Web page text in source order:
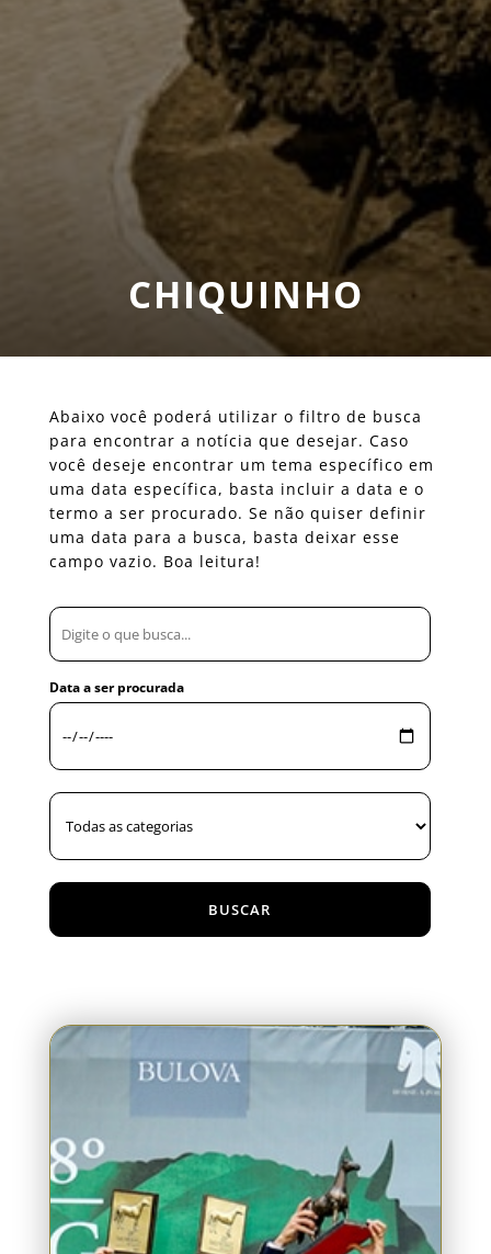
CHIQUINHO
Abaixo você poderá utilizar o filtro de busca
para encontrar a notícia que desejar. Caso
você deseje encontrar um tema específico em
uma data específica, basta incluir a data e o
termo a ser procurado. Se não quiser definir
uma data para a busca, basta deixar esse
campo vazio. Boa leitura!